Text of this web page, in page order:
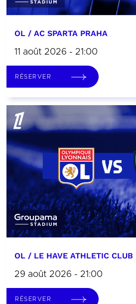
OL / AC SPARTA PRAHA
11 août 2026 - 21:00
RÉSERVER
OL / LE HAVE ATHLETIC CLUB
29 août 2026 - 21:00
RÉSERVER